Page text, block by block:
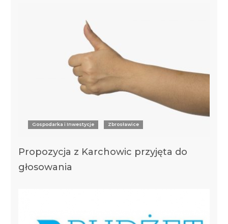
Gospodarka i Inwestycje Zbrosławice
Propozycja z Karchowic przyjęta do
głosowania